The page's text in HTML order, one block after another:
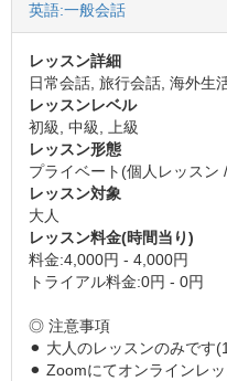
英語:一般会話
レッスン詳細
日常会話, 旅行会話, 海外生
レッスンレベル
初級, 中級, 上級
レッスン形態
プライベート(個人レッスン
レッスン対象
大人
レッスン料金(時間当り)
料金:4,000円 - 4,000円
トライアル料金:0円 - 0円
◎ 注意事項
⚫︎ 大人のレッスンのみです
⚫︎ Zoomにてオンラインレ